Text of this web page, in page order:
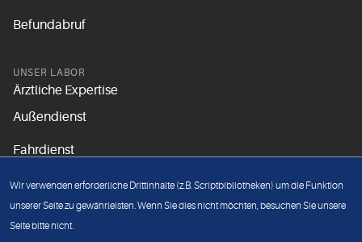
Befundabruf
UNSER LABOR
Ärztliche Expertise
Außendienst
Fahrdienst
Unsere Grundsätze
Wir verwenden erforderliche Drittinhalte (z.B. Scriptbibliotheken) um die Funktion
unserer Seite zu gewährleisten. Wenn Sie dies nicht möchten, besuchen Sie unsere
Seite bitte nicht.